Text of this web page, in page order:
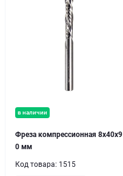
в наличии
Фреза компрессионная 8х40х9
0 мм
Код товара: 1515